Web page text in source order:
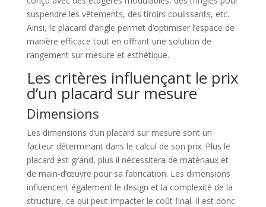
suspendre les vêtements, des tiroirs coulissants, etc.
Ainsi, le placard d’angle permet d’optimiser l’espace de
manière efficace tout en offrant une solution de
rangement sur mesure et esthétique.
Les critères influençant le prix
d’un placard sur mesure
Dimensions
Les dimensions d’un placard sur mesure sont un
facteur déterminant dans le calcul de son prix. Plus le
placard est grand, plus il nécessitera de matériaux et
de main-d’œuvre pour sa fabrication. Les dimensions
influencent également le design et la complexité de la
structure, ce qui peut impacter le coût final. Il est donc